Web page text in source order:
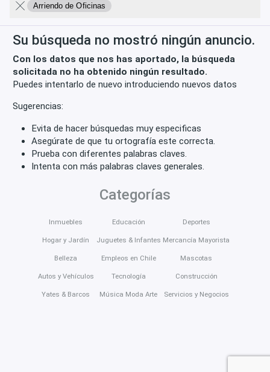
Arriendo de Oficinas
Su búsqueda no mostró ningún anuncio.
Con los datos que nos has aportado, la búsqueda
solicitada no ha obtenido ningún resultado.
Puedes intentarlo de nuevo introduciendo nuevos datos
Sugerencias:
Evita de hacer búsquedas muy especificas
Asegúrate de que tu ortografía este correcta.
Prueba con diferentes palabras claves.
Intenta con más palabras claves generales.
Categorías
Inmuebles
Hogar y Jardín
Belleza
Autos y Vehículos
Yates & Barcos
Educación
Juguetes & Infantes
Empleos en Chile
Tecnología
Música Moda Arte
Deportes
Mercancía Mayorista
Mascotas
Construcción
Servicios y Negocios